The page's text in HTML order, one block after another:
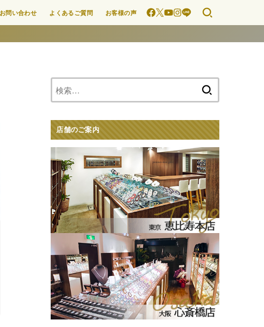
お問い合わせ よくあるご質問 お客様の声
店舗のご案内